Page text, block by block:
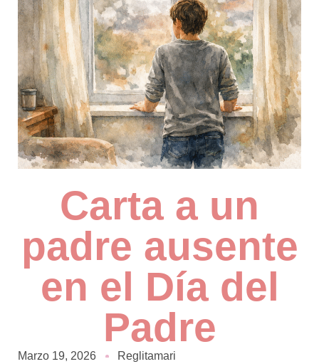
Carta a un
padre ausente
en el Día del
Padre
Marzo 19, 2026 Reglitamari